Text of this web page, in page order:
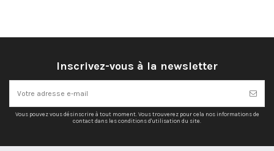
Inscrivez-vous à la newsletter
Vous pouvez vous désinscrire à tout moment. Vous trouverez pour cela nos informations de
contact dans les conditions d'utilisation du site.